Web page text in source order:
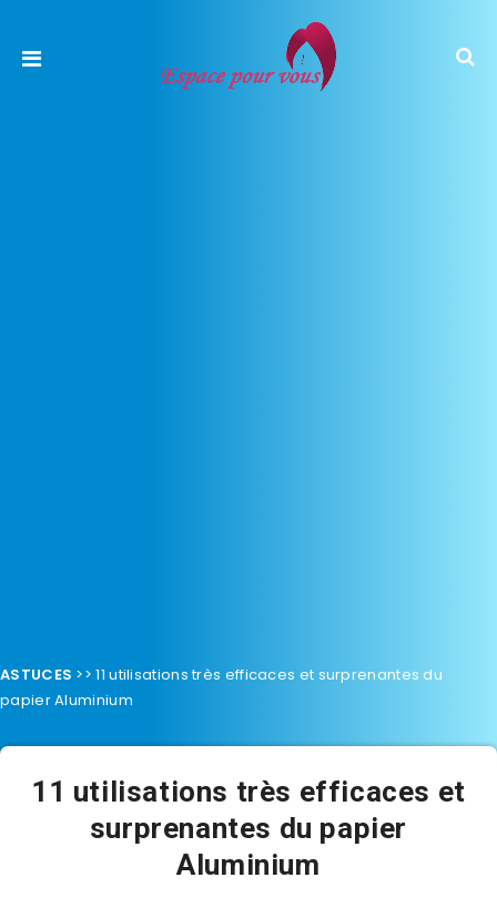
ASTUCES >>11 utilisations très efficaces et surprenantes du
papier Aluminium
11 utilisations très efficaces et
surprenantes du papier
Aluminium